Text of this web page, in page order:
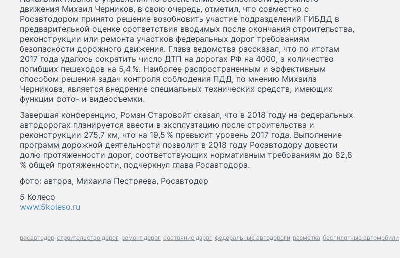
движения Михаил Черников, в свою очередь, отметил, что совместно с
Росавтодором принято решение возобновить участие подразделений ГИБДД в
предварительной оценке соответствия вводимых после окончания строительства,
реконструкции или ремонта участков федеральных дорог требованиям
безопасности дорожного движения. Глава ведомства рассказал, что по итогам
2017 года удалось сократить число ДТП на дорогах РФ на 4000, а количество
погибших пешеходов на 5,4 %. Наиболее распространенным и эффективным
способом решения задач контроля соблюдения ПДД, по мнению Михаила
Черникова, является внедрение специальных технических средств, имеющих
функции фото- и видеосъемки.
Завершая конференцию, Роман Старовойт сказал, что в 2018 году на федеральных
автодорогах планируется ввести в эксплуатацию после строительства и
реконструкции 275,7 км, что на 19,5 % превысит уровень 2017 года. Выполнение
программ дорожной деятельности позволит в 2018 году Росавтодору довести
долю протяженности дорог, соответствующих нормативным требованиям до 82,8
% общей протяженности, подчеркнул глава Росавтодора.
фото: автора, Михаила Пестряева, Росавтодор
5 Колесо
www.5koleso.ru
росавтодор строительство дорог ремонт дорог состояние дорог федеральные автодороги разметка беспилотные автомобили